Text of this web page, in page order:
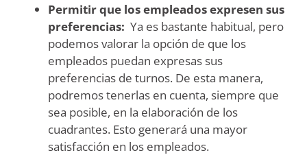
Permitir que los empleados expresen sus
preferencias: Ya es bastante habitual, pero
podemos valorar la opción de que los
empleados puedan expresas sus
preferencias de turnos. De esta manera,
podremos tenerlas en cuenta, siempre que
sea posible, en la elaboración de los
cuadrantes. Esto generará una mayor
satisfacción en los empleados.